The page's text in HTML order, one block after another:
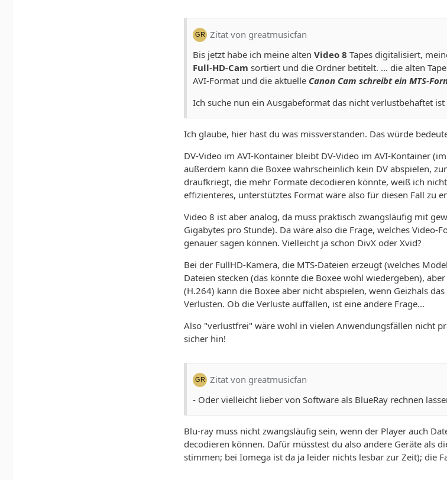
Zitat von greatmusicfan
Bis jetzt habe ich meine alten Video 8 Tapes digitalisiert,
Full-HD-Cam sortiert und die Ordner betitelt. ... die alten
AVI-Format und die aktuelle Canon Cam schreibt ein MTS-
Ich suche nun ein Ausgabeformat das nicht verlustbehaftet ist
Ich glaube, hier hast du was missverstanden. Das würde
DV-Video im AVI-Kontainer bleibt DV-Video im AVI-Kontainer
außerdem kann die Boxee wahrscheinlich kein DV abspielen,
draufkriegt, die mehr Formate decodieren könnte, weiß ich
effizienteres, unterstütztes Format wäre also für diesen Fall zu
Video 8 ist aber analog, da muss praktisch zwangsläufig mit
Gigabytes pro Stunde). Da wäre also die Frage, welches
genauer sagen können. Vielleicht ja schon DivX oder Xvid?
Bei der FullHD-Kamera, die MTS-Dateien erzeugt (welches
Dateien stecken (das könnte die Boxee wohl wiedergeben),
(H.264) kann die Boxee aber nicht abspielen, wenn Geizhals
Verlusten. Ob die Verluste auffallen, ist eine andere Frage...
Also "verlustfrei" wäre wohl in vielen Anwendungsfällen nicht
sicher hin!
Zitat von greatmusicfan
- Oder vielleicht lieber von Software als BlueRay rechnen
Blu-ray muss nicht zwangsläufig sein, wenn der Player auch
decodieren können. Dafür müsstest du also andere Geräte als
stimmen; bei Iomega ist da ja leider nichts lesbar zur Zeit); die